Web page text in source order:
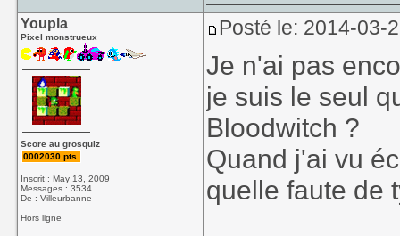
Youpla
Pixel monstrueux
Score au grosquiz
0002030 pts.
Inscrit : May 13, 2009
Messages : 3534
De : Villeurbanne
Hors ligne
Posté le: 2014-03-
Je n'ai pas
je suis le seul
Bloodwitch ?
Quand j'ai vu
quelle faute de